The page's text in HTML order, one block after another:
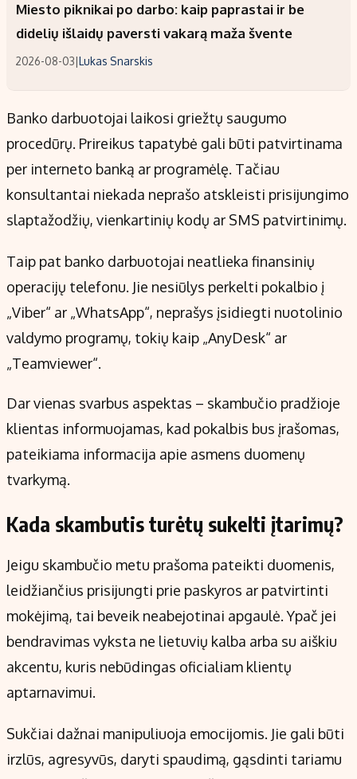
Miesto piknikai po darbo: kaip paprastai ir be
didelių išlaidų paversti vakarą maža švente
2026-08-03|Lukas Snarskis
Banko darbuotojai laikosi griežtų saugumo
procedūrų. Prireikus tapatybė gali būti patvirtinama
per interneto banką ar programėlę. Tačiau
konsultantai niekada neprašo atskleisti prisijungimo
slaptažodžių, vienkartinių kodų ar SMS patvirtinimų.
Taip pat banko darbuotojai neatlieka finansinių
operacijų telefonu. Jie nesiūlys perkelti pokalbio į
„Viber“ ar „WhatsApp“, neprašys įsidiegti nuotolinio
valdymo programų, tokių kaip „AnyDesk“ ar
„Teamviewer“.
Dar vienas svarbus aspektas – skambučio pradžioje
klientas informuojamas, kad pokalbis bus įrašomas,
pateikiama informacija apie asmens duomenų
tvarkymą.
Kada skambutis turėtų sukelti įtarimų?
Jeigu skambučio metu prašoma pateikti duomenis,
leidžiančius prisijungti prie paskyros ar patvirtinti
mokėjimą, tai beveik neabejotinai apgaulė. Ypač jei
bendravimas vyksta ne lietuvių kalba arba su aiškiu
akcentu, kuris nebūdingas oficialiam klientų
aptarnavimui.
Sukčiai dažnai manipuliuoja emocijomis. Jie gali būti
irzlūs, agresyvūs, daryti spaudimą, gąsdinti tariamu